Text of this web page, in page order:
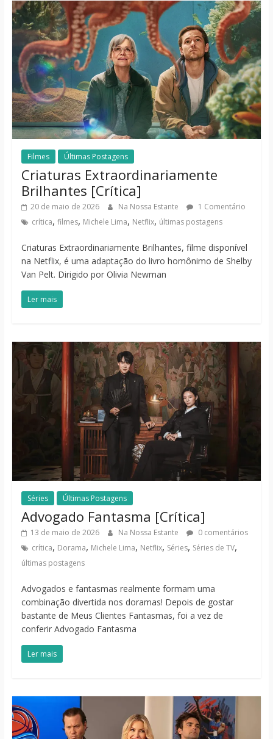
Filmes Últimas Postagens
Criaturas Extraordinariamente
Brilhantes [Crítica]
20 de maio de 2026 Na Nossa Estante
1 Comentário
crítica, filmes, Michele Lima, Netflix, últimas postagens
Criaturas Extraordinariamente Brilhantes, filme disponível
na Netflix, é uma adaptação do livro homônimo de Shelby
Van Pelt. Dirigido por Olivia Newman
Ler mais
Séries Últimas Postagens
Advogado Fantasma [Crítica]
13 de maio de 2026 Na Nossa Estante
0 comentários
crítica, Dorama, Michele Lima, Netflix, Séries, Séries de TV,
últimas postagens
Advogados e fantasmas realmente formam uma
combinação divertida nos doramas! Depois de gostar
bastante de Meus Clientes Fantasmas, foi a vez de
conferir Advogado Fantasma
Ler mais